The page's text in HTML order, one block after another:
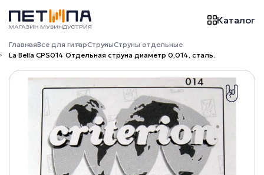
Каталог
ГлавнаяВсе для гитарСтруныСтруны отдельные
La Bella CPS014 Отдельная струна диаметр 0,014, сталь.